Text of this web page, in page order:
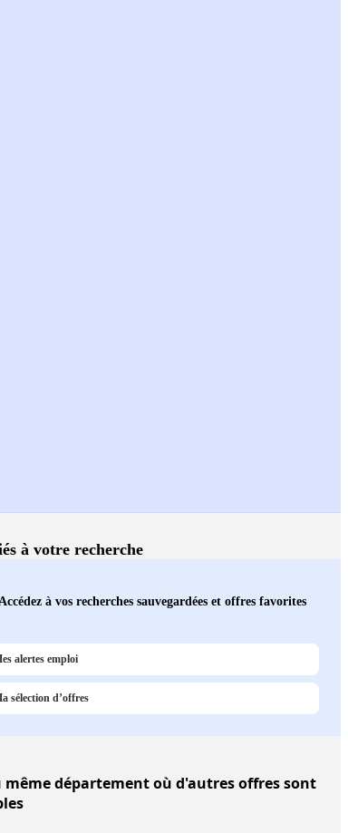
à votre recherche
à vos recherches sauvegardées et offres favorites
alertes emploi
sélection d’offres
même département où d'autres offres sont